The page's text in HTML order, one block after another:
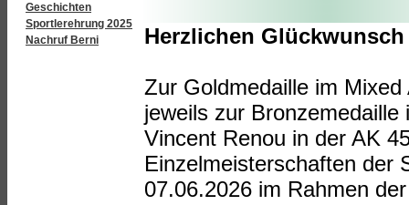
Geschichten
Sportlerehrung 2025
Nachruf Berni
Herzlichen
Zur Goldmedaille im
jeweils zur
Vincent Renou in der AK
Einzelmeisterschaften der
07.06.2026 im Rahmen